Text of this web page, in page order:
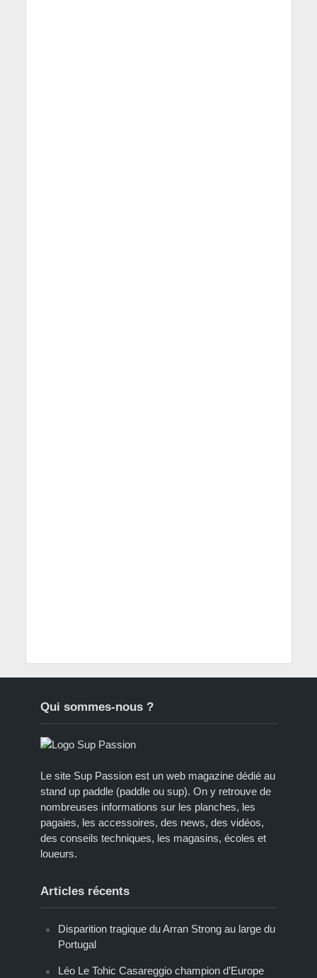
Qui sommes-nous ?
Le site Sup Passion est un web magazine dédié au
stand up paddle (paddle ou sup). On y retrouve de
nombreuses informations sur les planches, les
pagaies, les accessoires, des news, des vidéos,
des conseils techniques, les magasins, écoles et
loueurs.
Articles récents
Disparition tragique du Arran Strong au large du
Portugal
Léo Le Tohic Casareggio champion d’Europe